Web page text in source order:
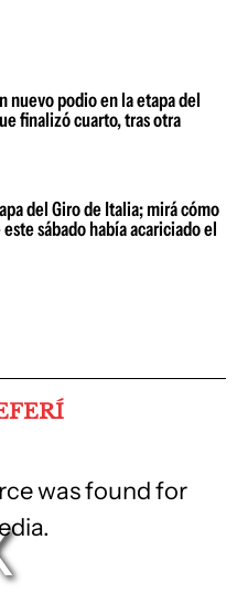
nuevo podio en la etapa del
finalizó cuarto, tras otra
del Giro de Italia; mirá cómo
sábado había acariciado el
was found for